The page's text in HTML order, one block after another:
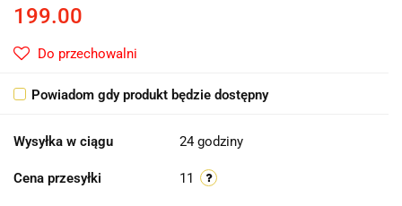
199.00
Do przechowalni
Powiadom gdy produkt będzie dostępny
Wysyłka w ciągu 24 godziny
Cena przesyłki 11